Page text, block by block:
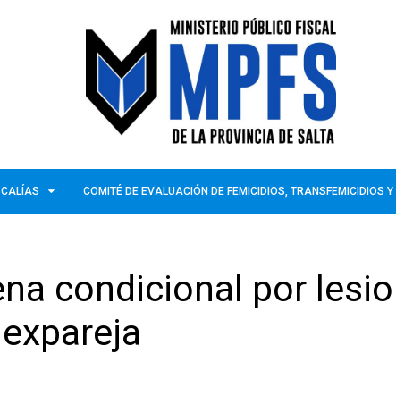
COMITÉ DE EVALUACIÓN DE FEMICIDIOS, TRANSFEMICIDIOS
condicional por